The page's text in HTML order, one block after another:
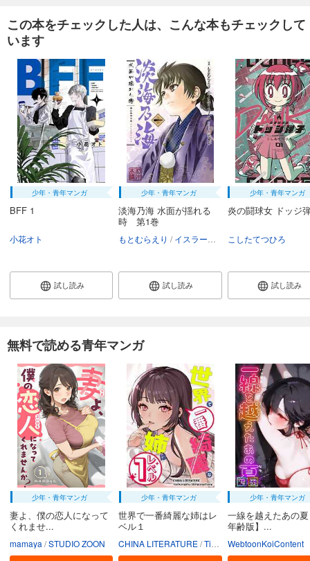
JKハルは異世界で娼婦になった 分冊版第26巻
完結
試し読み
あらすじを表示する
JKハルは異世界で娼婦になった 分冊版第27巻
165円 (税込)
完結
カート
試し読み
あらすじを表示する
JKハルは異世界で娼婦になった 分冊版第28巻
試し読み
あらすじを表示する
165円 (税込)
完結
試し読み
あらすじを表示する
JKハルは異世界で娼婦になった 分冊版第30巻
165円 (税込)
完結
カート
試し読み
あらすじを表示する
JKハルは異世界で娼婦になった 分冊版第31巻
165円 (税込)
この本をチェックした人は、こんな本もチェックして
います
少年・青年マンガ
BFF 1
小花オト
試し読み
少年・青年マンガ
淡海乃海 水面が揺れる
時 第1巻
もとむらえり イスラーフィール 碧風羽
試し読み
少年・青年マンガ
炎の闘球女 ドッジ
こしたてつひろ
試し読み
無料で読める青年マンガ
少年・青年マンガ
妻よ、僕の恋人になって
くれませ...
mamaya STUDIO ZOON
少年・青年マンガ
世界で一番綺麗な姉はレ
ベル１
CHINA LITERATURE Tiankongshu Mangongchang
少年・青年マンガ
一線を越えたあの
年齢版】...
WebtoonKoiContent